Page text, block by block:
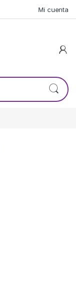
Mi cuenta